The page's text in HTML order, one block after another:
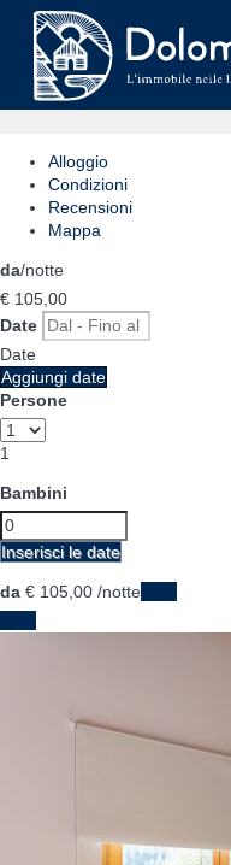
Alloggio
Condizioni
Recensioni
Mappa
da/notte
€ 105, 00
Date
Date
Aggiungi date
Persone
1
Bambini
Inserisci le date
da € 105, 00 /notte